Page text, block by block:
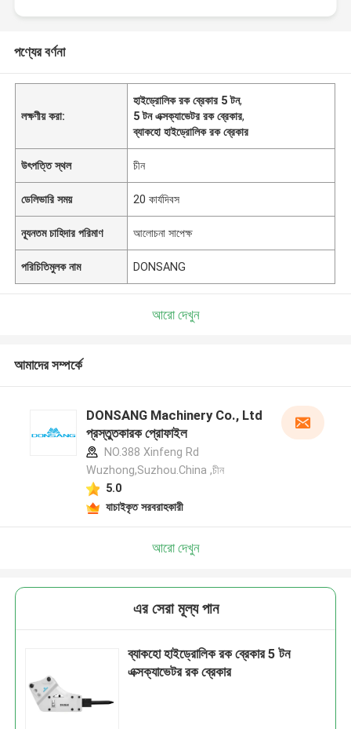
পণ্যের বর্ণনা
লক্ষণীয় করা:
হাইড্রোলিক রক ব্রেকার 5 টন,
5 টন এক্সক্যাভেটর রক ব্রেকার,
ব্যাকহো হাইড্রোলিক রক ব্রেকার
উৎপত্তি স্থল চীন
ডেলিভারি সময় 20 কার্যদিবস
ন্যূনতম চাহিদার পরিমাণ আলোচনা সাপেক্ষ
পরিচিতিমুলক নাম DONSANG
আরো দেখুন
আমাদের সম্পর্কে
DONSANG Machinery Co., Ltd
প্রস্তুতকারক প্রোফাইল
NO.388 Xinfeng Rd
Wuzhong,Suzhou.China ,চীন
5.0
যাচাইকৃত সরবরাহকারী
আরো দেখুন
এর সেরা মূল্য পান
ব্যাকহো হাইড্রোলিক রক ব্রেকার 5 টন
এক্সক্যাভেটর রক ব্রেকার